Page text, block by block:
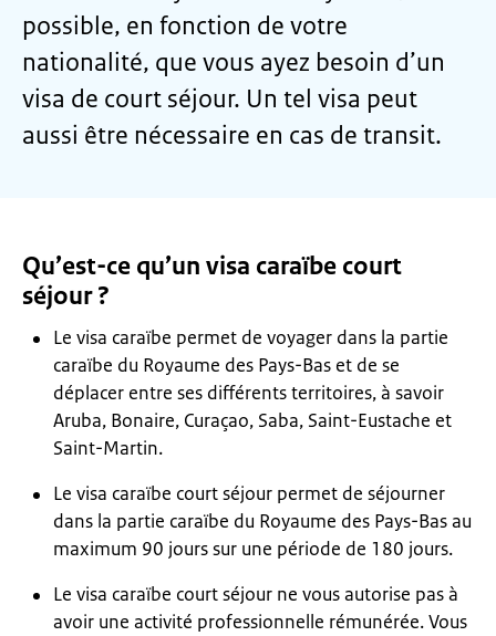
possible, en fonction de votre
nationalité, que vous ayez besoin d’un
visa de court séjour. Un tel visa peut
aussi être nécessaire en cas de transit.
Qu’est-ce qu’un visa caraïbe court
séjour ?
Le visa caraïbe permet de voyager dans la partie
caraïbe du Royaume des Pays-Bas et de se
déplacer entre ses différents territoires, à savoir
Aruba, Bonaire, Curaçao, Saba, Saint-Eustache et
Saint-Martin.
Le visa caraïbe court séjour permet de séjourner
dans la partie caraïbe du Royaume des Pays-Bas au
maximum 90 jours sur une période de 180 jours.
Le visa caraïbe court séjour ne vous autorise pas à
avoir une activité professionnelle rémunérée. Vous